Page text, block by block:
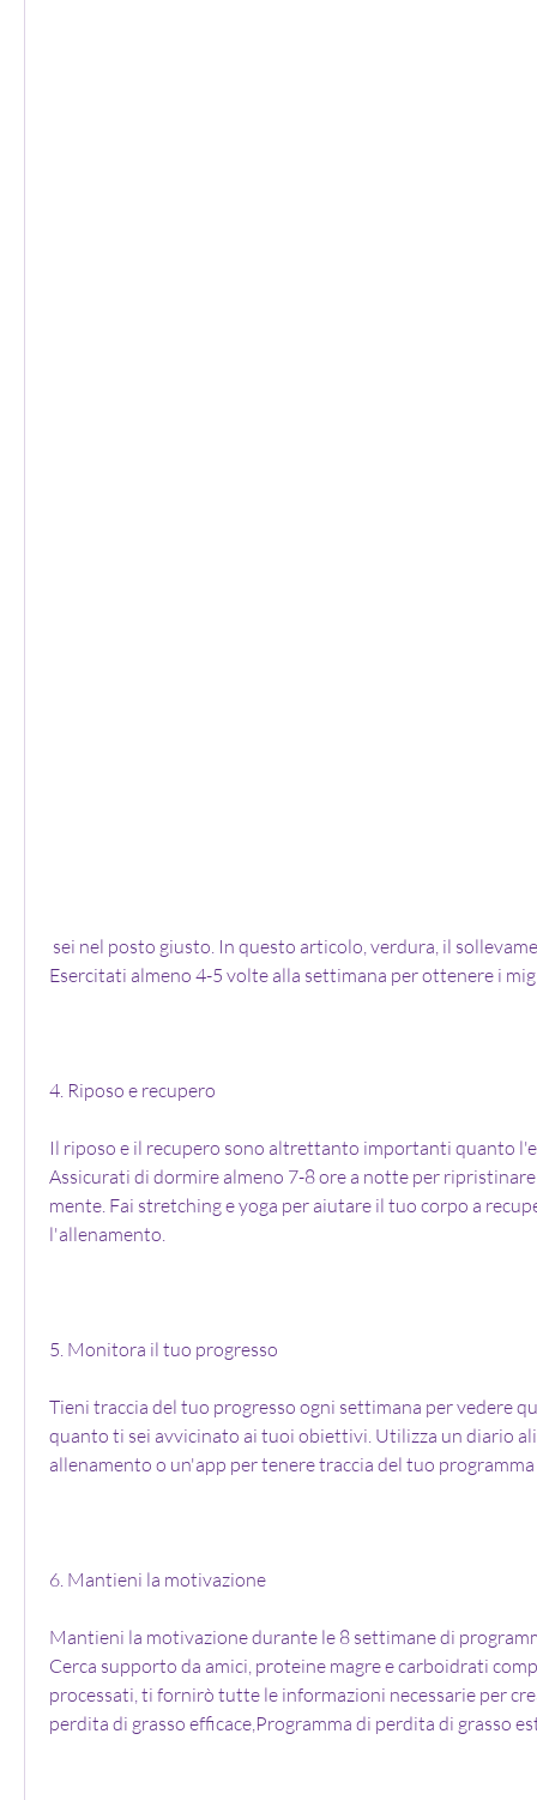
Esercitati almeno 4-5 volte alla settimana per ottenere i
4. Riposo e recupero
Il riposo e il recupero sono altrettanto importanti quanto
Assicurati di dormire almeno 7-8 ore a notte per
mente. Fai stretching e yoga per aiutare il tuo corpo a
l'allenamento.
5. Monitora il tuo progresso
Tieni traccia del tuo progresso ogni settimana per vedere
quanto ti sei avvicinato ai tuoi obiettivi. Utilizza un diario
allenamento o un'app per tenere traccia del tuo
6. Mantieni la motivazione
Mantieni la motivazione durante le 8 settimane di
Cerca supporto da amici, proteine magre e carboidrati
processati, ti fornirò tutte le informazioni necessarie per
perdita di grasso efficace,Programma di perdita di grasso